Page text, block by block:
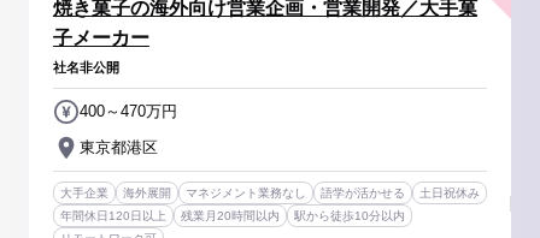
焼き菓子の海外向け営業企画・営業開発／大手菓
子メーカー
社名非公開
東京都港区
400～470万円
大手企業 海外展開 マネジメント業務なし 語学が活かせる
土日祝休み
年間休日120日以上
残業月20時間以内
駅から徒歩10分以内